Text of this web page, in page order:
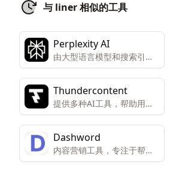
与 liner 相似的工具
Perplexity AI
由大型语言模型和搜索引擎
提供支持。准确性受到搜索
结果和人工智能功能的限
制。
Thundercontent
提供多种AI工具，帮助用户
快速生成高质量的原创内容
Dashword
内容营销工具，专注于帮助
用户快速创建和优化SEO内